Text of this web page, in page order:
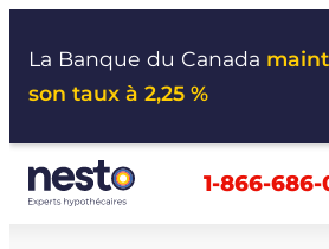
La Banque du Canada
son taux à 2,25 %
1-866-